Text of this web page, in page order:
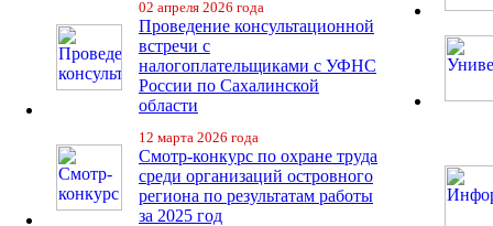
02 апреля 2026 года
Проведение консультационной
встречи с
налогоплательщиками с УФНС
России по Сахалинской
области
12 марта 2026 года
Смотр-конкурс по охране труда
среди организаций островного
региона по результатам работы
за 2025 год